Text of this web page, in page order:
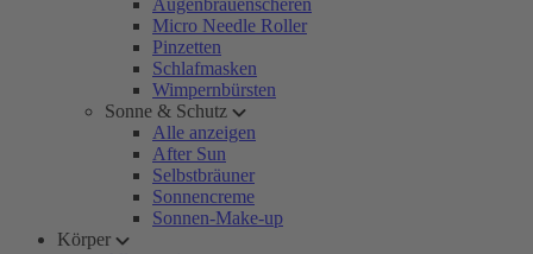
Augenbrauenscheren
Micro Needle Roller
Pinzetten
Schlafmasken
Wimpernbürsten
Sonne & Schutz
Alle anzeigen
After Sun
Selbstbräuner
Sonnencreme
Sonnen-Make-up
Körper